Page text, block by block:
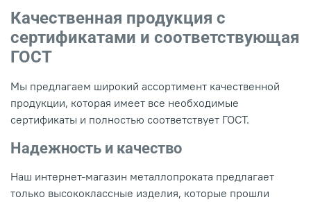
Качественная продукция с
сертификатами и соответствующая
ГОСТ
Мы предлагаем широкий ассортимент качественной
продукции, которая имеет все необходимые
сертификаты и полностью соответствует ГОСТ.
Надежность и качество
Наш интернет-магазин металлопроката предлагает
только высококлассные изделия, которые прошли